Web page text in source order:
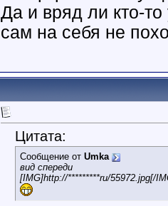
Да и вряд ли кто-то
сам на себя не
Цитата:
Сообщение от Umka
вид спереди
[IMG]http://*********ru/55972.jpg[/